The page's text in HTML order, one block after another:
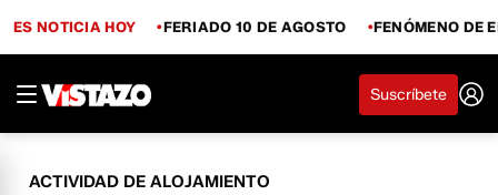
ES NOTICIA HOY FERIADO 10 DE AGOSTO FENÓMENO DE
Suscríbete
ACTIVIDAD DE ALOJAMIENTO